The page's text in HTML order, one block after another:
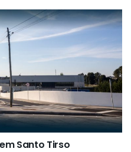
Santo Tirso